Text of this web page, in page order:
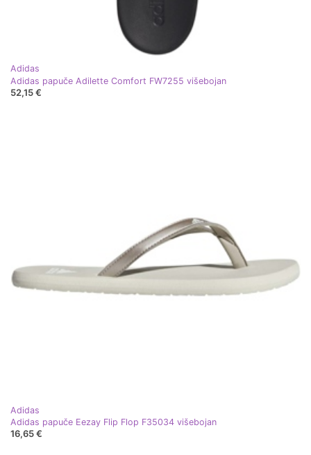
Adidas
Adidas papuče Adilette Comfort FW7255 višebojan
52,15 €
Adidas
Adidas papuče Eezay Flip Flop F35034 višebojan
16,65 €